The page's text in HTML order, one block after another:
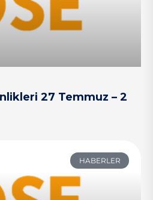
27 Temmuz – 2
HABERLER